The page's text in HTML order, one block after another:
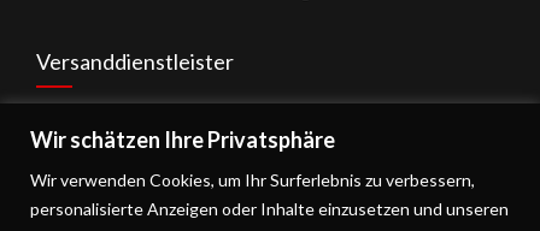
Wir schätzen Ihre Privatsphäre
Wir verwenden Cookies, um Ihr Surferlebnis zu verbessern,
personalisierte Anzeigen oder Inhalte einzusetzen und unseren
Versanddienstleister